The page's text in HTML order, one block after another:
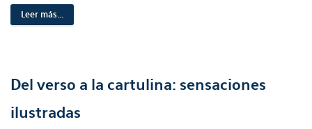
Leer más...
Del verso a la cartulina: sensaciones
ilustradas